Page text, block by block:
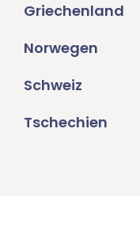
Griechenland
Norwegen
Schweiz
Tschechien